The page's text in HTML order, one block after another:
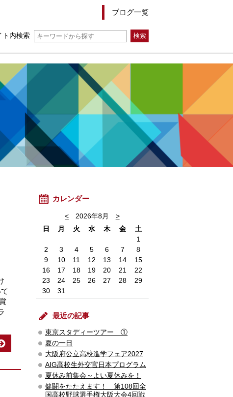
ブログ一覧
ト内検索
カレンダー
< 2026年8月
>
日
月 火 水 木 金
土
1
2
3 4 5 6 7
8
9
10 11 12 13 14
15
16
17 18 19 20 21
22
23
24 25 26 27 28
29
30
31
最近の記事
東京スタディーツアー ①
夏の一日
大阪府公立高校進学フェア2027
AIG高校生外交官日本プログラム
夏休み前集会～よい夏休みを！
健闘をたたえます！ 第108回全
国高校野球選手権大阪大会4回戦